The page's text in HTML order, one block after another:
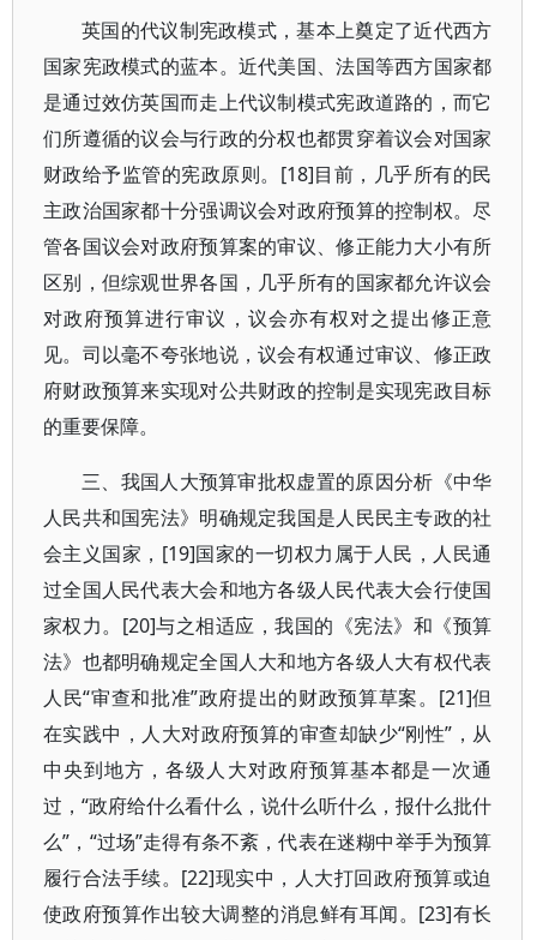
英国的代议制宪政模式，基本上奠定了近代西方
国家宪政模式的蓝本。近代美国、法国等西方国家都
是通过效仿英国而走上代议制模式宪政道路的，而它
们所遵循的议会与行政的分权也都贯穿着议会对国家
财政给予监管的宪政原则。[18]目前，几乎所有的民
主政治国家都十分强调议会对政府预算的控制权。尽
管各国议会对政府预算案的审议、修正能力大小有所
区别，但综观世界各国，几乎所有的国家都允许议会
对政府预算进行审议，议会亦有权对之提出修正意
见。司以毫不夸张地说，议会有权通过审议、修正政
府财政预算来实现对公共财政的控制是实现宪政目标
的重要保障。
三、我国人大预算审批权虚置的原因分析《中华
人民共和国宪法》明确规定我国是人民民主专政的社
会主义国家，[19]国家的一切权力属于人民，人民通
过全国人民代表大会和地方各级人民代表大会行使国
家权力。[20]与之相适应，我国的《宪法》和《预算
法》也都明确规定全国人大和地方各级人大有权代表
人民“审查和批准”政府提出的财政预算草案。[21]但
在实践中，人大对政府预算的审查却缺少“刚性”，从
中央到地方，各级人大对政府预算基本都是一次通
过，“政府给什么看什么，说什么听什么，报什么批什
么”，“过场”走得有条不紊，代表在迷糊中举手为预算
履行合法手续。[22]现实中，人大打回政府预算或迫
使政府预算作出较大调整的消息鲜有耳闻。[23]有长